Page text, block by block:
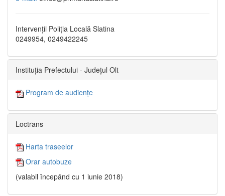
Intervenții Poliția Locală Slatina
0249954, 0249422245
Instituția Prefectului - Județul Olt
Program de audiențe
Loctrans
Harta traseelor
Orar autobuze
(valabil începând cu 1 iunie 2018)